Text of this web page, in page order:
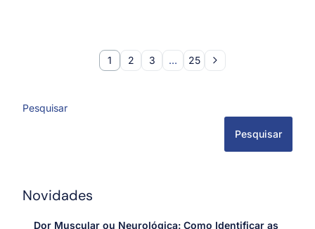
1 2 3 … 25
Pesquisar
Pesquisar
Novidades
Dor Muscular ou Neurológica: Como Identificar as